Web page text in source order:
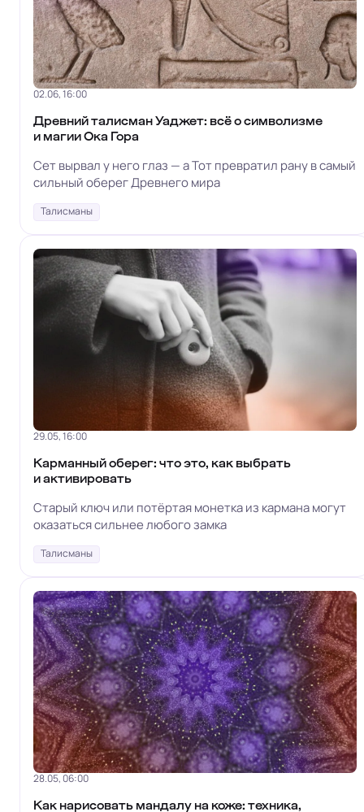
02.06, 16:00
Древний талисман Уаджет: всё о символизме
и магии Ока Гора
Сет вырвал у него глаз — а Тот превратил рану в самый
сильный оберег Древнего мира
Талисманы
29.05, 16:00
Карманный оберег: что это, как выбрать
и активировать
Старый ключ или потёртая монетка из кармана могут
оказаться сильнее любого замка
Талисманы
28.05, 06:00
Как нарисовать мандалу на коже: техника,